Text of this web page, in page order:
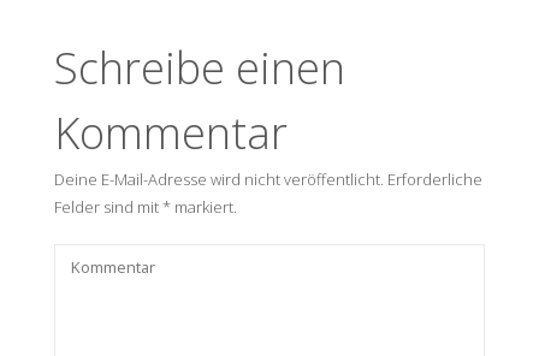
Schreibe einen
Kommentar
Deine E-Mail-Adresse wird nicht veröffentlicht. Erforderliche
Felder sind mit*markiert.